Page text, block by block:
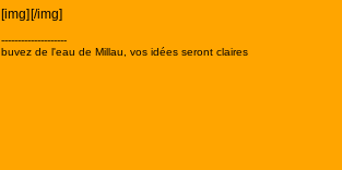
[img] [/img]
--------------------
buvez de l'eau de Millau, vos idées seront claires